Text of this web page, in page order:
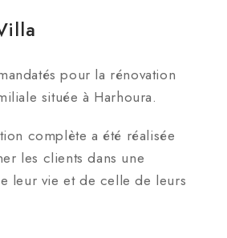
pour la rénovation
située à Harhoura.
complète a été réalisée
les clients dans une
leur vie et de celle de leurs